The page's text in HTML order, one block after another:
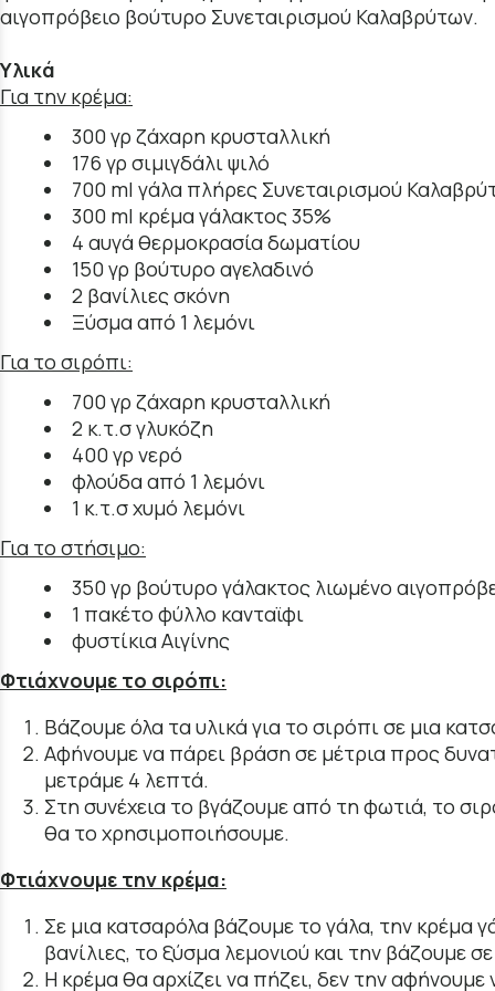
αιγοπρόβειο βούτυρο Συνεταιρισμού Καλαβρύτων.
Υλικά
Για την κρέμα:
300 γρ ζάχαρη κρυσταλλική
176 γρ σιμιγδάλι ψιλό
700 ml γάλα πλήρες Συνεταιρισμού
300 ml κρέμα γάλακτος 35%
4 αυγά θερμοκρασία δωματίου
150 γρ βούτυρο αγελαδινό
2 βανίλιες σκόνη
Ξύσμα από 1 λεμόνι
Για το σιρόπι:
700 γρ ζάχαρη κρυσταλλική
2 κ.τ.σ γλυκόζη
400 γρ νερό
φλούδα από 1 λεμόνι
1 κ.τ.σ χυμό λεμόνι
Για το στήσιμο:
350 γρ βούτυρο γάλακτος λιωμένο
1 πακέτο φύλλο κανταϊφι
φυστίκια Αιγίνης
Φτιάχνουμε το σιρόπι:
Βάζουμε όλα τα υλικά για το σιρόπι σε μια
Αφήνουμε να πάρει βράση σε μέτρια προς
μετράμε 4 λεπτά.
Στη συνέχεια το βγάζουμε από τη φωτιά, το
θα το χρησιμοποιήσουμε.
Φτιάχνουμε την κρέμα:
Σε μια κατσαρόλα βάζουμε το γάλα, την κρέμα
βανίλιες, το ξύσμα λεμονιού και την βάζουμε
Η κρέμα θα αρχίζει να πήζει, δεν την